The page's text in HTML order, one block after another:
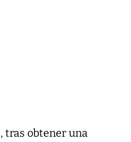
tras obtener una